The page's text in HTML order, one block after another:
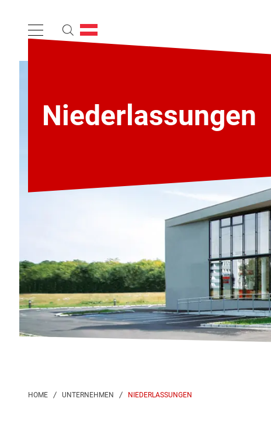
Niederlassungen
NIEDERLASSUNGEN